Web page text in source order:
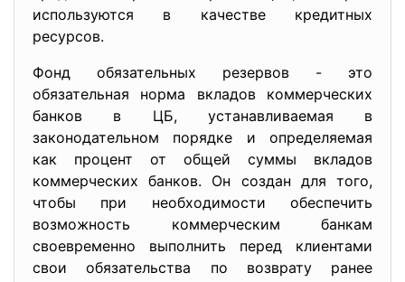
используются в качестве кредитных
ресурсов.
Фонд обязательных резервов - это
обязательная норма вкладов коммерческих
банков в ЦБ, устанавливаемая в
законодательном порядке и определяемая
как процент от общей суммы вкладов
коммерческих банков. Он создан для того,
чтобы при необходимости обеспечить
возможность коммерческим банкам
своевременно выполнить перед клиентами
свои обязательства по возврату ранее